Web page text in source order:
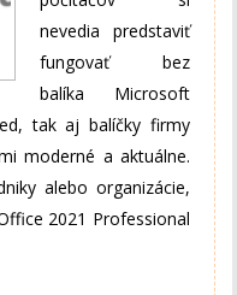
nevedia predstaviť
fungovať bez
balíka Microsoft
tak aj balíčky firmy
moderné a aktuálne.
alebo organizácie,
2021 Professional